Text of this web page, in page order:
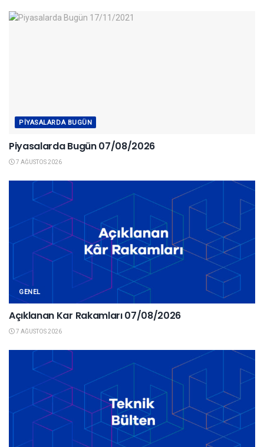
PIYASALARDA BUGÜN
Piyasalarda Bugün 07/08/2026
7 AĞUSTOS 2026
GENEL
Açıklanan Kar Rakamları 07/08/2026
7 AĞUSTOS 2026